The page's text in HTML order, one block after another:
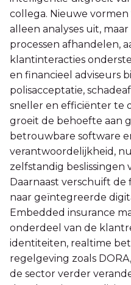
collega. Nieuwe vormen
alleen analyses uit,
processen afhandelen,
klantinteracties
en financieel adviseurs
polisacceptatie,
sneller en efficiënter te
groeit de behoefte aan
betrouwbare software
verantwoordelijkheid,
zelfstandig beslissingen
Daarnaast verschuift
naar geïntegreerde
Embedded insurance
onderdeel van de
identiteiten, realtime
regelgeving zoals
de sector verder